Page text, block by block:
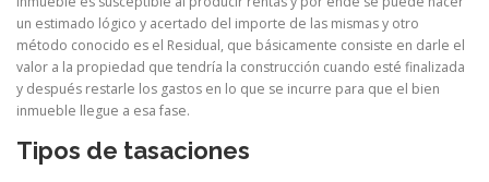
un estimado lógico y acertado del importe de las mismas y otro
método conocido es el Residual, que básicamente consiste en darle el
valor a la propiedad que tendría la construcción cuando esté finalizada
y después restarle los gastos en lo que se incurre para que el bien
inmueble llegue a esa fase.
Tipos de tasaciones